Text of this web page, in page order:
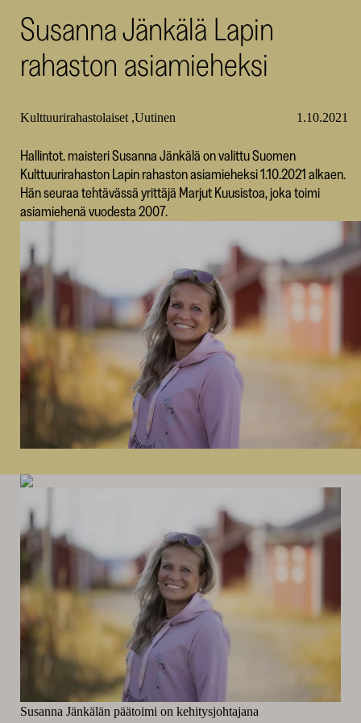
SKR
Susanna Jänkälä Lapin
rahaston asiamieheksi
Kulttuurirahastolaiset Uutinen 1.10.2021
Hallintot. maisteri Susanna Jänkälä on valittu Suomen
Kulttuurirahaston Lapin rahaston asiamieheksi 1.10.2021 alkaen.
Hän seuraa tehtävässä yrittäjä Marjut Kuusistoa, joka toimi
asiamiehenä vuodesta 2007.
Susanna Jänkälän päätoimi on kehitysjohtajana